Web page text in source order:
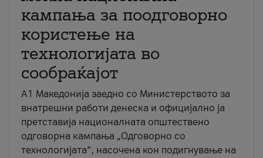
кампања за поодговорно
користење на
технологијата во
сообраќајот
A1 Македонија заедно со Министерството за
внатрешни работи денеска и официјално ја
претставија националната општествено
одговорна кампања „Одговорно со
технологијата“, насочена кон подигнување на